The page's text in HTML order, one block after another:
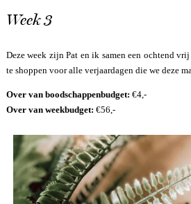
Week 3
Deze week zijn Pat en ik samen een ochtend
te shoppen voor alle verjaardagen die we deze
Over van boodschappenbudget: €4,-
Over van weekbudget: €56,-